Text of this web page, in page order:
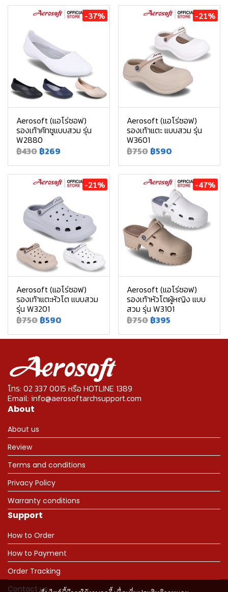
-37%
Aerosoft (แอโร่ซอฟ)
รองเท้าคัทชูแบบสวม รุ่น
W2880
฿430 ฿269
-21%
Aerosoft (แอโร่ซอฟ)
รองเท้าแตะ แบบสวม รุ่น
W3601
฿750 ฿590
-21%
Aerosoft (แอโร่ซอฟ)
รองเท้าแตะหัวโต แบบสวม
รุ่น W3201
฿750 ฿590
-47%
Aerosoft (แอโร่ซอฟ)
รองเท้าหัวโตผู้หญิง แบบ
สวม รุ่น W3101
฿750 ฿395
โทร: 02 337 0015 หรือ HOTLINE 1389
Email: info@aerosoftarchsupport.com
About
About us
Review
Terms and conditions
Privacy Policy
Warranty conditions
Support
How to Order
How to Payment
Order Tracking
Contact us